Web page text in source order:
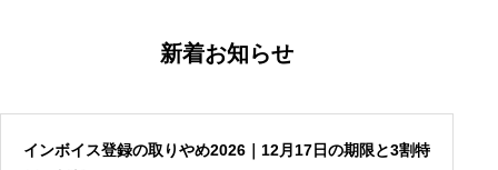
新着お知らせ
インボイス登録の取りやめ2026｜12月17日の期限と3割特